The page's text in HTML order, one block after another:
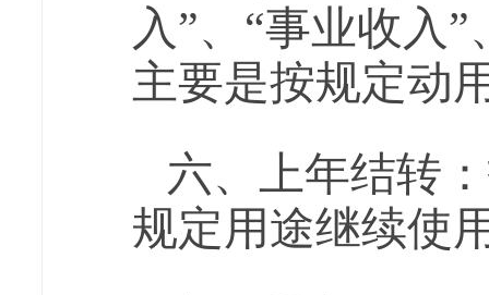
入”、“事业收入
主要是按规定动
六、上年结转：
规定用途继续使